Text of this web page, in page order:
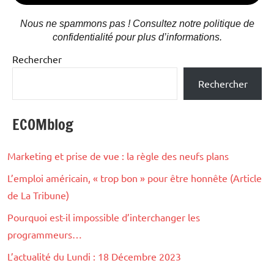
Nous ne spammons pas ! Consultez notre politique de
confidentialité pour plus d’informations.
Rechercher
Rechercher
ECOMblog
Marketing et prise de vue : la règle des neufs plans
L’emploi américain, « trop bon » pour être honnête (Article
de La Tribune)
Pourquoi est-il impossible d’interchanger les
programmeurs…
L’actualité du Lundi : 18 Décembre 2023